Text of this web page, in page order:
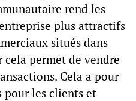
rend les
plus attractifs
situés dans
cela permet de vendre
Cela a pour
pour les clients et